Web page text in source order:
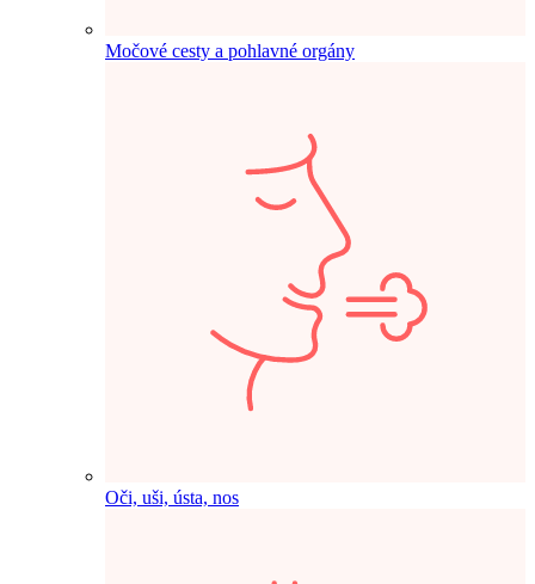
Močové cesty a pohlavné orgány
Oči, uši, ústa, nos